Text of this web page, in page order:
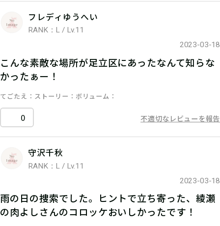
フレディゆうへい
RANK：L / Lv.11
2023-03-18
こんな素敵な場所が足立区にあったなんて知らな
かったぁー！
てごたえ ストーリー ボリューム
0 不適切なレビューを報告
守沢千秋
RANK：L / Lv.11
2023-03-18
雨の日の捜索でした。ヒントで立ち寄った、綾瀬
の肉よしさんのコロッケおいしかったです！